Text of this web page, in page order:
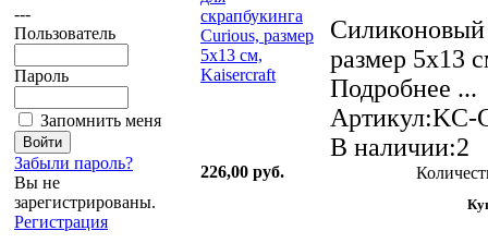
---
Пользователь
Пароль
Запомнить меня
Забыли пароль?
Вы не
зарегистрированы.
Регистрация
Силиконовый
размер 5х13
Подробнее ...
Артикул:KC-
В наличии:2
226,00 руб.